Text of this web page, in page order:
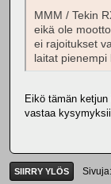
MMM / Tekin
eikä ole
ei rajoitukset
laitat pienempi
Eikö tämän
vastaa
SIIRRY YLÖS Sivuja